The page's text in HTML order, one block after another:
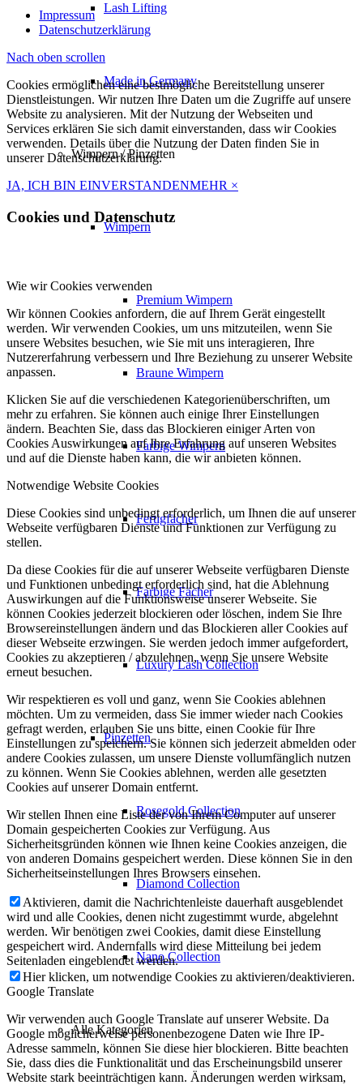
Lash Lifting
Made in Germany
Wimpern / Pinzetten
Wimpern
Premium Wimpern
Braune Wimpern
Farbige Wimpern
Fertigfächer
Farbige Fächer
Luxury Lash Collection
Pinzetten
Rosegold Collection
Diamond Collection
Nano Collection
Alle Kategorien
Impressum
Datenschutzerklärung
Nach oben scrollen
Cookies ermöglichen eine bestmögliche Bereitstellung unserer
Dienstleistungen. Wir nutzen Ihre Daten um die Zugriffe auf unsere
Website zu analysieren. Mit der Nutzung der Webseiten und
Services erklären Sie sich damit einverstanden, dass wir Cookies
verwenden. Details über die Nutzung der Daten finden Sie in
unserer Datenschutzerklärung.
JA, ICH BIN EINVERSTANDENMEHR ×
Cookies und Datenschutz
Wie wir Cookies verwenden
Wir können Cookies anfordern, die auf Ihrem Gerät eingestellt
werden. Wir verwenden Cookies, um uns mitzuteilen, wenn Sie
unsere Websites besuchen, wie Sie mit uns interagieren, Ihre
Nutzererfahrung verbessern und Ihre Beziehung zu unserer Website
anpassen.
Klicken Sie auf die verschiedenen Kategorienüberschriften, um
mehr zu erfahren. Sie können auch einige Ihrer Einstellungen
ändern. Beachten Sie, dass das Blockieren einiger Arten von
Cookies Auswirkungen auf Ihre Erfahrung auf unseren Websites
und auf die Dienste haben kann, die wir anbieten können.
Notwendige Website Cookies
Diese Cookies sind unbedingt erforderlich, um Ihnen die auf unserer
Webseite verfügbaren Dienste und Funktionen zur Verfügung zu
stellen.
Da diese Cookies für die auf unserer Webseite verfügbaren Dienste
und Funktionen unbedingt erforderlich sind, hat die Ablehnung
Auswirkungen auf die Funktionsweise unserer Webseite. Sie
können Cookies jederzeit blockieren oder löschen, indem Sie Ihre
Browsereinstellungen ändern und das Blockieren aller Cookies auf
dieser Webseite erzwingen. Sie werden jedoch immer aufgefordert,
Cookies zu akzeptieren / abzulehnen, wenn Sie unsere Website
erneut besuchen.
Wir respektieren es voll und ganz, wenn Sie Cookies ablehnen
möchten. Um zu vermeiden, dass Sie immer wieder nach Cookies
gefragt werden, erlauben Sie uns bitte, einen Cookie für Ihre
Einstellungen zu speichern. Sie können sich jederzeit abmelden oder
andere Cookies zulassen, um unsere Dienste vollumfänglich nutzen
zu können. Wenn Sie Cookies ablehnen, werden alle gesetzten
Cookies auf unserer Domain entfernt.
Wir stellen Ihnen eine Liste der von Ihrem Computer auf unserer
Domain gespeicherten Cookies zur Verfügung. Aus
Sicherheitsgründen können wie Ihnen keine Cookies anzeigen, die
von anderen Domains gespeichert werden. Diese können Sie in den
Sicherheitseinstellungen Ihres Browsers einsehen.
Aktivieren, damit die Nachrichtenleiste dauerhaft ausgeblendet
wird und alle Cookies, denen nicht zugestimmt wurde, abgelehnt
werden. Wir benötigen zwei Cookies, damit diese Einstellung
gespeichert wird. Andernfalls wird diese Mitteilung bei jedem
Seitenladen eingeblendet werden.
Hier klicken, um notwendige Cookies zu aktivieren/deaktivieren.
Google Translate
Wir verwenden auch Google Translate auf unserer Website. Da
Google möglicherweise personenbezogene Daten wie Ihre IP-
Adresse sammeln, können Sie diese hier blockieren. Bitte beachten
Sie, dass dies die Funktionalität und das Erscheinungsbild unserer
Website stark beeinträchtigen kann. Änderungen werden wirksam,